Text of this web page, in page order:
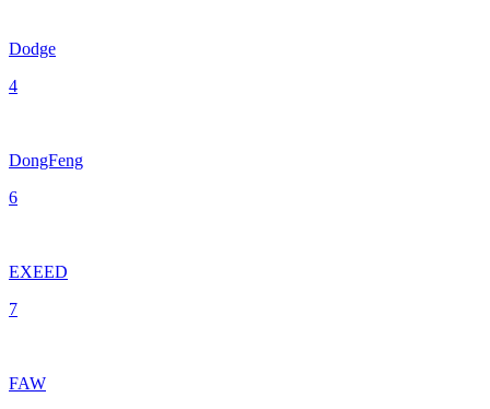
Dodge
4
DongFeng
6
EXEED
7
FAW